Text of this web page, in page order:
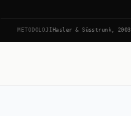
METODOLOJI Hasler & Süsstrunk, 2003